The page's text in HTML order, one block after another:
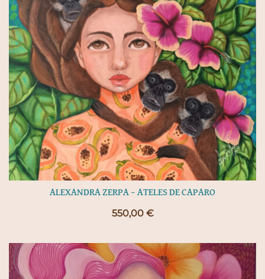
ALEXANDRA ZERPA – ATELES DE CAPARO
550,00 €